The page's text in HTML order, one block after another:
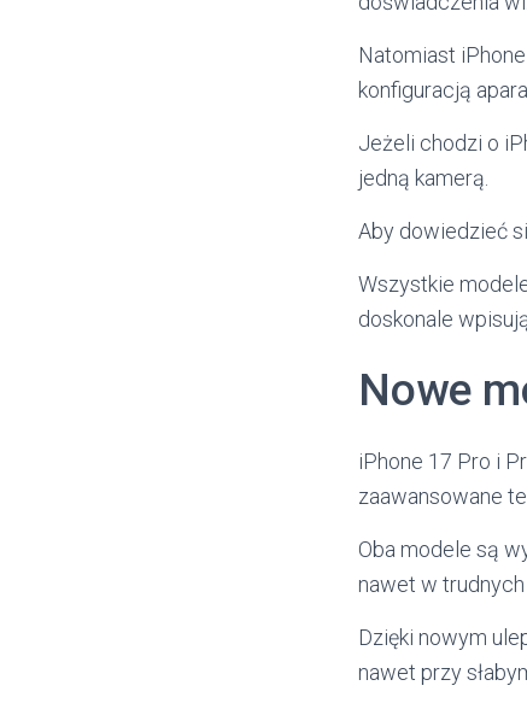
Natomiast
konfiguracją
Jeżeli chodzi o
jedną kamerą.
Aby dowiedzieć
Wszystkie
doskonale
Nowe
iPhone 17 Pro i
zaawansowane
Oba modele są
nawet w
Dzięki nowym
nawet przy